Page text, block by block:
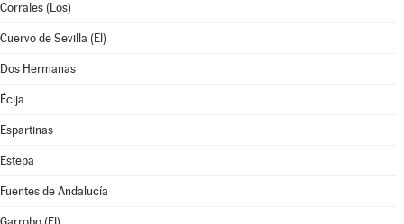
Corrales (Los)
Cuervo de Sevilla (El)
Dos Hermanas
Écija
Espartinas
Estepa
Fuentes de Andalucía